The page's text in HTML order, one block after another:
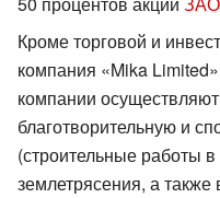
Кроме торговой и
компания «Mika
компании
благотворительную и
(строительные работы в
землетрясения, а также